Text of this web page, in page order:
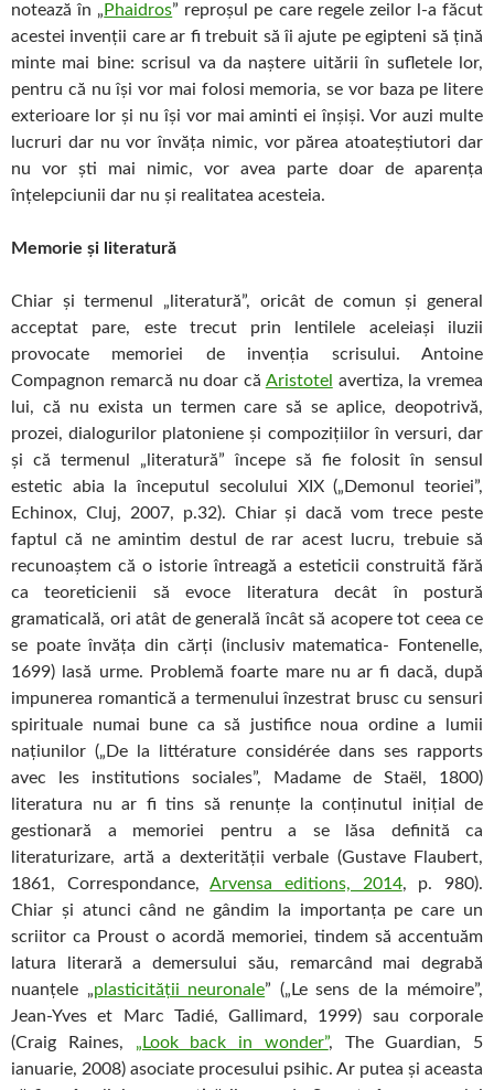
notează în „ Phaidros” reproşul pe care regele zeilor l-a făcut
acestei invenţii care ar fi trebuit să îi ajute pe egipteni să ţină
minte mai bine: scrisul va da naştere uitării în sufletele lor,
pentru că nu îşi vor mai folosi memoria, se vor baza pe litere
exterioare lor şi nu îşi vor mai aminti ei înşişi. Vor auzi multe
lucruri dar nu vor învăţa nimic, vor părea atoateştiutori dar
nu vor şti mai nimic, vor avea parte doar de aparenţa
înţelepciunii dar nu şi realitatea acesteia.
Memorie şi literatură
Chiar și termenul „literatură”, oricât de comun și general
acceptat pare, este trecut prin lentilele aceleiași iluzii
provocate memoriei de invenția scrisului. Antoine
Compagnon remarcă nu doar că Aristotel avertiza, la vremea
lui, că nu exista un termen care să se aplice, deopotrivă,
prozei, dialogurilor platoniene și compozițiilor în versuri, dar
și că termenul „literatură” începe să fie folosit în sensul
estetic abia la începutul secolului XIX („Demonul teoriei”,
Echinox, Cluj, 2007, p.32). Chiar și dacă vom trece peste
faptul că ne amintim destul de rar acest lucru, trebuie să
recunoaștem că o istorie întreagă a esteticii construită fără
ca teoreticienii să evoce literatura decât în postură
gramaticală, ori atât de generală încât să acopere tot ceea ce
se poate învăța din cărți (inclusiv matematica- Fontenelle,
1699) lasă urme. Problemă foarte mare nu ar fi dacă, după
impunerea romantică a termenului înzestrat brusc cu sensuri
spirituale numai bune ca să justifice noua ordine a lumii
națiunilor („De la littérature considérée dans ses rapports
avec les institutions sociales”, Madame de Staël, 1800)
literatura nu ar fi tins să renunțe la conținutul inițial de
gestionară a memoriei pentru a se lăsa definită ca
literaturizare, artă a dexterității verbale (Gustave Flaubert,
1861, Correspondance,Arvensa editions, 2014, p. 980).
Chiar și atunci când ne gândim la importanța pe care un
scriitor ca Proust o acordă memoriei, tindem să accentuăm
latura literară a demersului său, remarcând mai degrabă
nuanțele „plasticității neuronale” („Le sens de la mémoire”,
Jean-Yves et Marc Tadié, Gallimard, 1999) sau corporale
(Craig Raines, „Look back in wonder”, The Guardian, 5
ianuarie, 2008) asociate procesului psihic. Ar putea și aceasta